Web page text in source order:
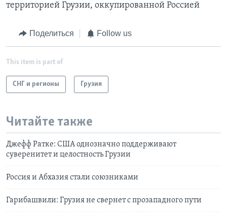
территорией Грузии, оккупированной Россией
Поделиться Follow us
This item is part of
СНГ и регионы Грузия
Читайте также
Джефф Ратке: США однозначно поддерживают
суверенитет и целостность Грузии
Россия и Абхазия стали союзниками
Гарибашвили: Грузия не свернет с прозападного пути